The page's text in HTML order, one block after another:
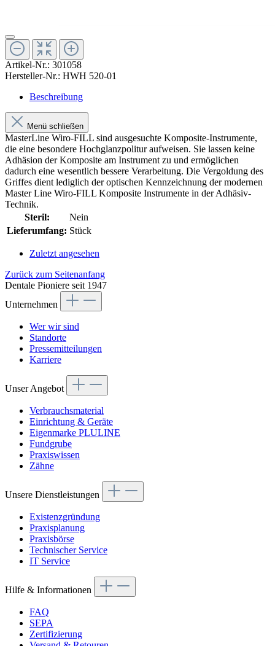
Artikel-Nr.: 301058
Hersteller-Nr.: HWH 520-01
Beschreibung
Menü schließen
MasterLine Wiro-FILL sind ausgesuchte Komposite-Instrumente,
die eine besondere Hochglanzpolitur aufweisen. Sie lassen keine
Adhäsion der Komposite am Instrument zu und ermöglichen
dadurch eine wesentlich bessere Verarbeitung. Die Vergoldung des
Griffes dient lediglich der optischen Kennzeichnung der modernen
Master Line Wiro-FILL Komposite Instrumente in der Adhäsiv-
Technik.
Steril:
Nein
Lieferumfang: Stück
Zuletzt angesehen
Zurück zum Seitenanfang
Dentale Pioniere seit 1947
Unternehmen
Wer wir sind
Standorte
Pressemitteilungen
Karriere
Unser Angebot
Verbrauchsmaterial
Einrichtung & Geräte
Eigenmarke PLULINE
Fundgrube
Praxiswissen
Zähne
Unsere Dienstleistungen
Existenzgründung
Praxisplanung
Praxisbörse
Technischer Service
IT Service
Hilfe & Informationen
FAQ
SEPA
Zertifizierung